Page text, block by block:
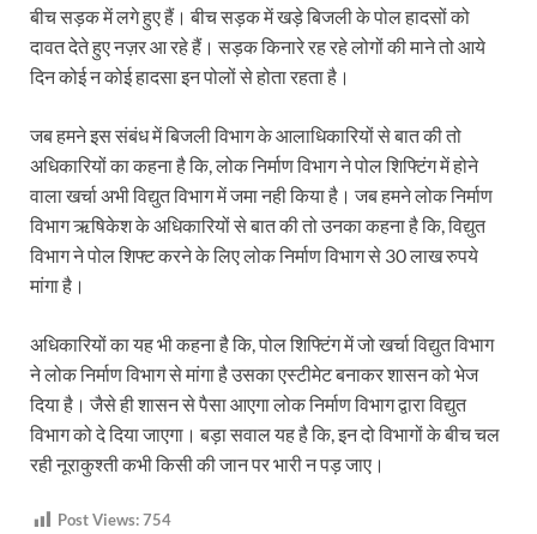
बीच सड़क में लगे हुए हैं। बीच सड़क में खड़े बिजली के पोल हादसों को
दावत देते हुए नज़र आ रहे हैं। सड़क किनारे रह रहे लोगों की माने तो आये
दिन कोई न कोई हादसा इन पोलों से होता रहता है।
जब हमने इस संबंध में बिजली विभाग के आलाधिकारियों से बात की तो
अधिकारियों का कहना है कि, लोक निर्माण विभाग ने पोल शिफ्टिंग में होने
वाला खर्चा अभी विद्युत विभाग में जमा नही किया है। जब हमने लोक निर्माण
विभाग ऋषिकेश के अधिकारियों से बात की तो उनका कहना है कि, विद्युत
विभाग ने पोल शिफ्ट करने के लिए लोक निर्माण विभाग से 30 लाख रुपये
मांगा है।
अधिकारियों का यह भी कहना है कि, पोल शिफ्टिंग में जो खर्चा विद्युत विभाग
ने लोक निर्माण विभाग से मांगा है उसका एस्टीमेट बनाकर शासन को भेज
दिया है। जैसे ही शासन से पैसा आएगा लोक निर्माण विभाग द्वारा विद्युत
विभाग को दे दिया जाएगा। बड़ा सवाल यह है कि, इन दो विभागों के बीच चल
रही नूराकुश्ती कभी किसी की जान पर भारी न पड़ जाए।
Post Views:754